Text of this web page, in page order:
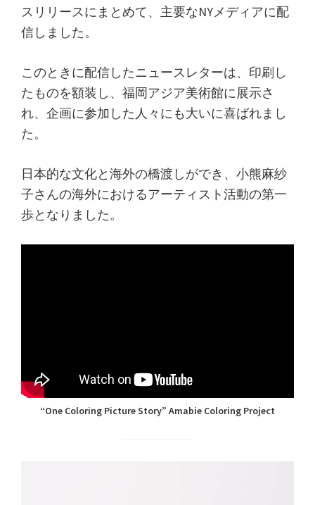
スリリースにまとめて、主要なNYメディアに配
信しました。
このときに配信したニュースレターは、印刷し
たものを額装し、福岡アジア美術館に展示さ
れ、企画に参加した人々にも大いに喜ばれまし
た。
日本的な文化と海外の橋渡しができ、小熊麻紗
子さんの海外におけるアーティスト活動の第一
歩となりました。
“One Coloring Picture Story” Amabie Coloring Project